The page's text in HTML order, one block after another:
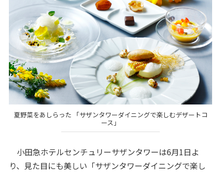
夏野菜をあしらった 「サザンタワーダイニングで楽しむデザートコ
ース」
小田急ホテルセンチュリーサザンタワーは6月1日よ
り、見た目にも美しい「サザンタワーダイニングで楽し